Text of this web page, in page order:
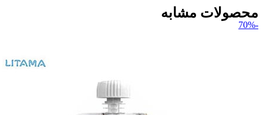
محصولات مشابه
-70%